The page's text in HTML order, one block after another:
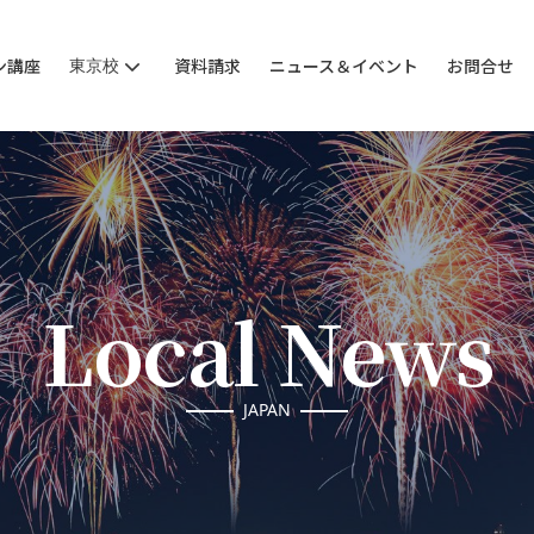
講座 東京校 資料請求 ニュース＆イベント お問合せ
Local News
JAPAN